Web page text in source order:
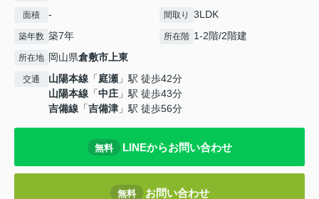
面積 - 間取り 3LDK
築年数 築7年 所在階 1-2階/2階建
所在地 岡山県倉敷市上東
交通 山陽本線 「庭瀬 」駅 徒歩42分
山陽本線 「中庄 」駅 徒歩43分
吉備線 「吉備津 」駅 徒歩56分
無料 LINEからお問い合わせ
無料 お問い合わせ